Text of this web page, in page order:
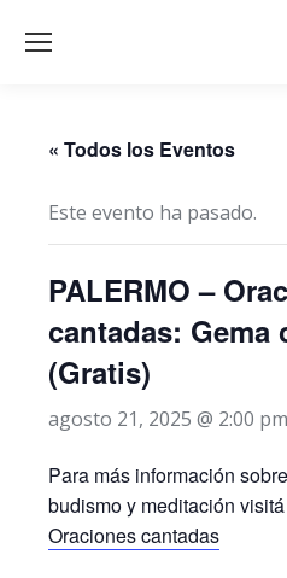
« Todos los Eventos
Este evento ha pasado.
PALERMO –
cantadas: Gema
(Gratis)
agosto 21, 2025 @ 2:00 pm
Para más información
budismo y meditación
Oraciones cantadas